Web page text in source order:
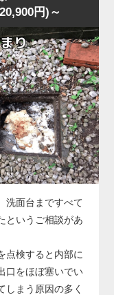
も奥で止まってい
ると状態が悪化す
い物はトイレ周辺
。
に問題がある様
た「慢性的な詰ま
あることが多く、
ません。
ないと判断し、便
する方法を選択し
長年の汚れや固形
積し、水の流れを
用のトーラー（ワ
た詰まりを貫通・
一気に改善。
確認できました。
悪化すると、トー
円)～
洗面台まですべて
というご相談があ
点検すると内部に
口をほぼ塞いでい
しまう原因の多く